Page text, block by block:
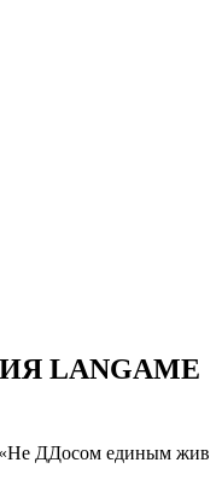
LANGAME
«Не ДДосом единым жив